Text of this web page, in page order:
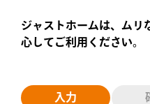
ジャストホームは、ムリ
心してご利用ください。
入力